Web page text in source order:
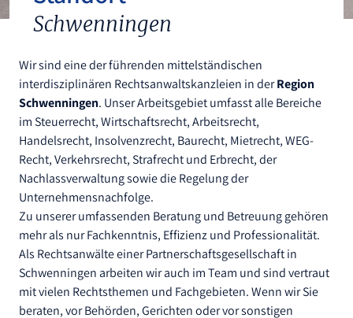
Schwenningen
Wir sind eine der führenden mittelständischen
interdisziplinären Rechtsanwaltskanzleien in derRegion
Schwenningen. Unser Arbeitsgebiet umfasst alle Bereiche
im Steuerrecht, Wirtschaftsrecht, Arbeitsrecht,
Handelsrecht, Insolvenzrecht, Baurecht, Mietrecht, WEG-
Recht, Verkehrsrecht, Strafrecht und Erbrecht, der
Nachlassverwaltung sowie die Regelung der
Unternehmensnachfolge.
Zu unserer umfassenden Beratung und Betreuung gehören
mehr als nur Fachkenntnis, Effizienz und Professionalität.
Als Rechtsanwälte einer Partnerschaftsgesellschaft in
Schwenningen arbeiten wir auch im Team und sind vertraut
mit vielen Rechtsthemen und Fachgebieten. Wenn wir Sie
beraten, vor Behörden, Gerichten oder vor sonstigen